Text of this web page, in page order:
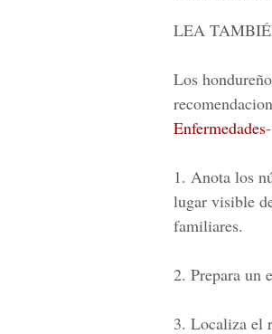
LEA
Los
Enfermedades
1. Anota los
lugar visible
familiares.
2. Prepara un
3. Localiza el